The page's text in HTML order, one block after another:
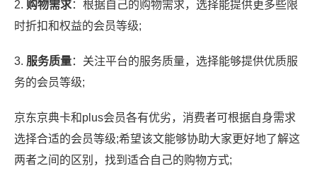
2. 购物需求：根据自己的购物需求，选择能提供更多些限
时折扣和权益的会员等级;
3. 服务质量：关注平台的服务质量，选择能够提供优质服
务的会员等级;
京东京典卡和plus会员各有优劣，消费者可根据自身需求
选择合适的会员等级;希望该文能够协助大家更好地了解这
两者之间的区别，找到适合自己的购物方式;